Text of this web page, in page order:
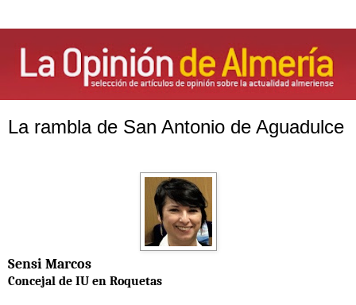
La rambla de San Antonio de Aguadulce
Sensi Marcos
Concejal de IU en Roquetas